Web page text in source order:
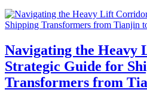
Navigating the
Strategic Guide for
Transformers from